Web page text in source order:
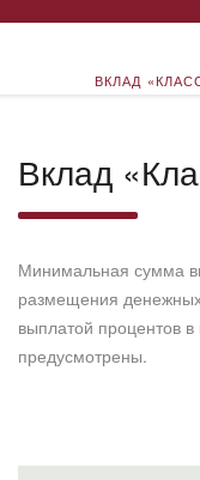
ВКЛАД
ВКЛАД
ВКЛАД «ДО
Вклад
Минимальная сумма
размещения
выплатой процентов
предусмотрены.